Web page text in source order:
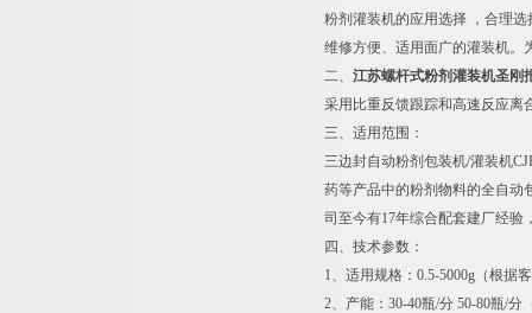
粉剂灌装机的应用选择 ，合理
维修方便、适用面广的灌装机。
二、 江苏螺杆式粉剂灌装机圣刚
采用比重反馈跟踪和高速反应离
三、适用范围：
三边封自动粉剂包装机/灌装机
药等产品中的粉剂物料的全自动
司至今有17年综合配套建厂经验
四、技术参数：
1、适用规格：0.5-5000g（根据
2、产能：30-40瓶/分 50-80瓶/